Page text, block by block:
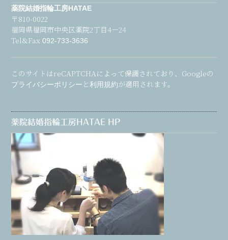
薬院結婚指輪工房HATAE
〒810-0022
福岡県福岡市中央区薬院2丁目4－24
Tel&Fax092-733-3636
このサイトはreCAPTCHAによって保護されており、Googleの
プライバシーポリシー と利用規約が適用されます。
薬院結婚指輪工房HATAE HP